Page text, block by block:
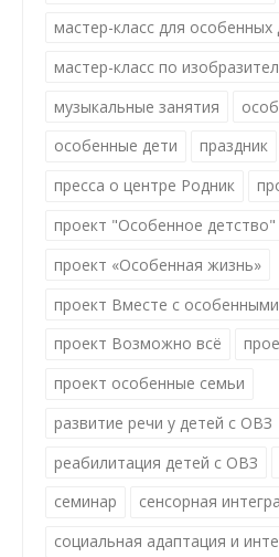
мастер-класс для особенных
мастер-класс по
музыкальные занятия
особенные дети
праздник
пресса о центре Родник
проект "Особенное детство"
проект «Особенная жизнь»
проект Вместе с особенными
проект Возможно всё
проект особенные семьи
развитие речи у детей с ОВЗ
реабилитация детей с ОВЗ
семинар
сенсорная
социальная адаптация и